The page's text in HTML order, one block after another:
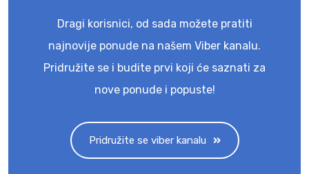
Dragi korisnici, od sada možete pratiti
najnovije ponude na našem Viber kanalu.
Pridružite se i budite prvi koji će saznati za
nove ponude i popuste!
Pridružite se viber kanalu